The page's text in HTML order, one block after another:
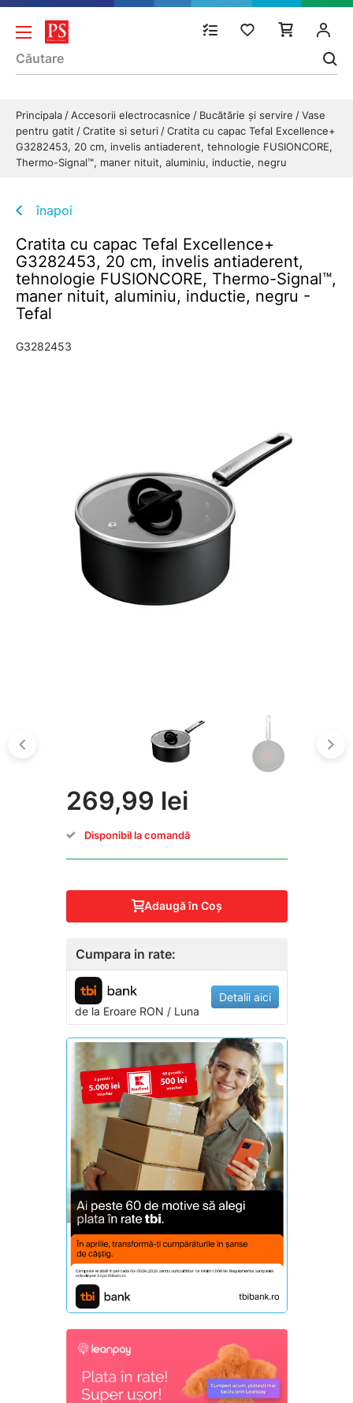
Principala Accesorii electrocasnice Bucătărie și servire
Vase
pentru gatit
Cratite si seturi
Cratita cu capac Tefal Excellence+
G3282453, 20 cm, invelis antiaderent, tehnologie FUSIONCORE,
Thermo-Signal™, maner nituit, aluminiu, inductie, negru
înapoi
Cratita cu capac Tefal Excellence+
G3282453, 20 cm, invelis antiaderent,
tehnologie FUSIONCORE, Thermo-Signal™,
maner nituit, aluminiu, inductie, negru -
Tefal
G3282453
269,99 lei
Disponibil la comandă
Adaugă în Coş
Cumpara in rate:
de la EroareRON / Luna
Detalii aici